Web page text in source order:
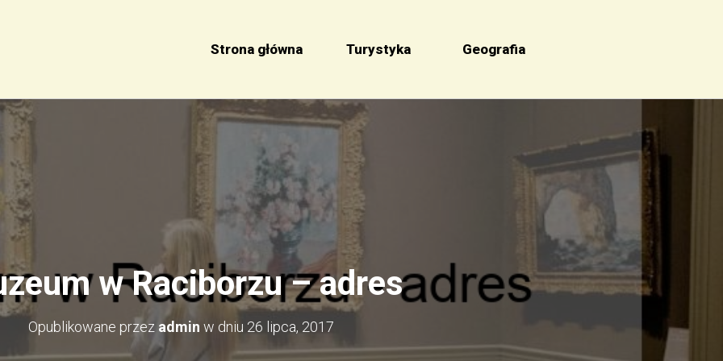
Strona główna Turystyka Geografia
w Raciborzu – adres
Opublikowane przez admin w dniu 26 lipca, 2017